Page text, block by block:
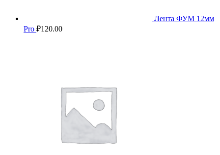
Лента ФУМ 12мм
Pro ₽120.00